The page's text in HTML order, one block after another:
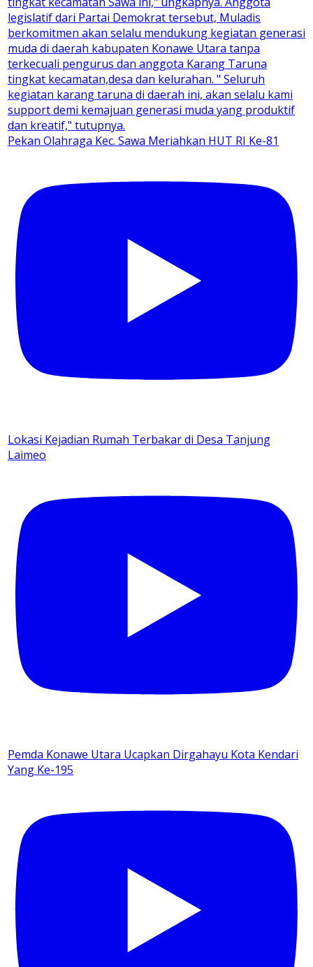
Pekan Olahraga Kec. Sawa Meriahkan HUT RI Ke-81
Lokasi Kejadian Rumah Terbakar di Desa Tanjung
Laimeo
Pemda Konawe Utara Ucapkan Dirgahayu Kota Kendari
Yang Ke-195